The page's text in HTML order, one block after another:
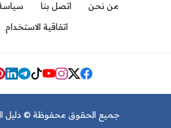
من نحن اتصل بنا
اتفاقية الاستخدام
Links
جميع الحقوق محفوظة © دليل